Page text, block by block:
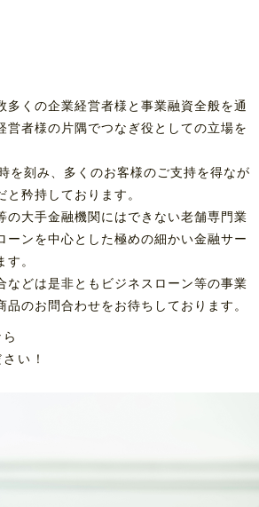
多くの企業経営者様と事業融資全般を通
営者様の片隅でつなぎ役としての立場を
を刻み、多くのお客様のご支持を得なが
矜持しております。
の大手金融機関にはできない老舗専門業
ーンを中心とした極めの細かい金融サー
。
などは是非ともビジネスローン等の事業
品のお問合わせをお待ちしております。
い！